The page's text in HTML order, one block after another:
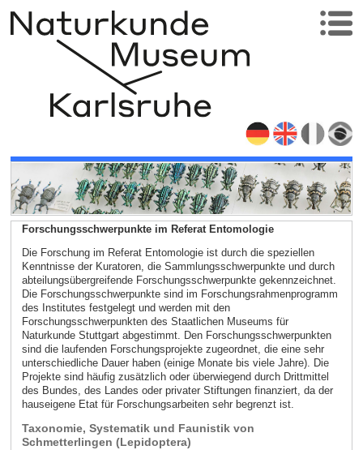
Forschungsschwerpunkte im Referat Entomologie
Die Forschung im Referat Entomologie ist durch die speziellen
Kenntnisse der Kuratoren, die Sammlungsschwerpunkte und durch
abteilungsübergreifende Forschungsschwerpunkte gekennzeichnet.
Die Forschungsschwerpunkte sind im Forschungsrahmenprogramm
des Institutes festgelegt und werden mit den
Forschungsschwerpunkten des Staatlichen Museums für
Naturkunde Stuttgart abgestimmt. Den Forschungsschwerpunkten
sind die laufenden Forschungsprojekte zugeordnet, die eine sehr
unterschiedliche Dauer haben (einige Monate bis viele Jahre). Die
Projekte sind häufig zusätzlich oder überwiegend durch Drittmittel
des Bundes, des Landes oder privater Stiftungen finanziert, da der
hauseigene Etat für Forschungsarbeiten sehr begrenzt ist.
Taxonomie, Systematik und Faunistik von
Schmetterlingen (Lepidoptera)